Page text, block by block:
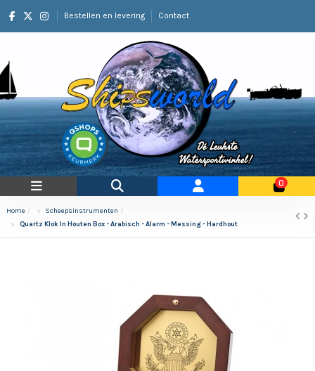
Bestellen en levering Contact
0
Home
Scheepsinstrumenten
Quartz Klok In Houten Box - Arabisch - Alarm - Messing - Hardhout